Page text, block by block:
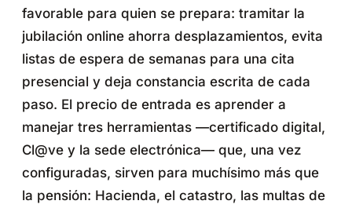
favorable para quien se prepara: tramitar la
jubilación online ahorra desplazamientos, evita
listas de espera de semanas para una cita
presencial y deja constancia escrita de cada
paso. El precio de entrada es aprender a
manejar tres herramientas —certificado digital,
Cl@ve y la sede electrónica— que, una vez
configuradas, sirven para muchísimo más que
la pensión: Hacienda, el catastro, las multas de